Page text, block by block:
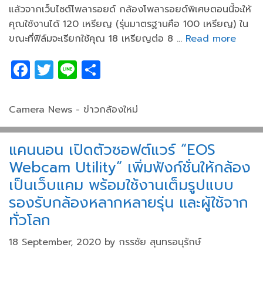
แล้วจากเว็บไซต์โพลารอยด์ กล้องโพลารอยด์พิเศษตอนนี้จะให้
คุณใช้งานได้ 120 เหรียญ (รุ่นมาตรฐานคือ 100 เหรียญ) ใน
ขณะที่ฟิล์มจะเรียกใช้คุณ 18 เหรียญต่อ 8 … Read more
F
a
c
e
b
o
o
k
T
w
itt
er
Li
n
e ar
e
Categories
Camera News - ข่าวกล้องใหม่
แคนนอน เปิดตัวซอฟต์แวร์ “EOS
Webcam Utility” เพิ่มฟังก์ชั่นให้กล้อง
เป็นเว็บแคม พร้อมใช้งานเต็มรูปแบบ
รองรับกล้องหลากหลายรุ่น และผู้ใช้จาก
ทั่วโลก
18 September, 2020 by กรรชัย สุนทรอนุรักษ์